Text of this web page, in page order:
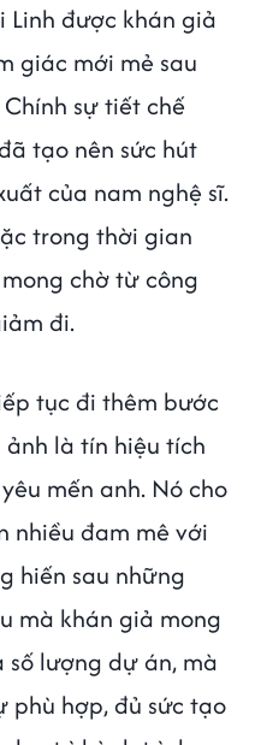
Linh được khán giả
giác mới mẻ sau
sự tiết chế
tạo nên sức hút
của nam nghệ sĩ.
trong thời gian
chờ từ công
đi.
tục đi thêm bước
là tín hiệu tích
mến anh. Nó cho
nhiều đam mê với
hiến sau những
mà khán giả mong
số lượng dự án, mà
phù hợp, đủ sức tạo